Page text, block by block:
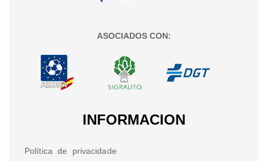
ASOCIADOS CON:
INFORMACION
Política de privacidade